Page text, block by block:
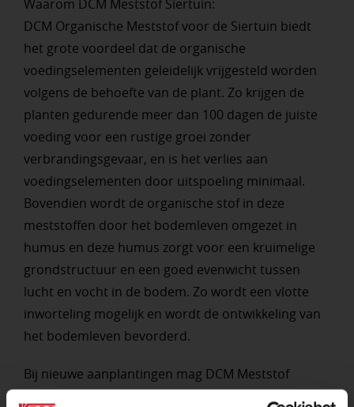
Waarom DCM Meststof Siertuin:
DCM Organische Meststof voor de Siertuin biedt
het grote voordeel dat de organische
voedingselementen geleidelijk vrijgesteld worden
volgens de behoefte van de plant. Zo krijgen de
planten gedurende meer dan 100 dagen de juiste
voeding voor een rustige groei zonder
verbrandingsgevaar, en is het verlies aan
voedingselementen door uitspoeling minimaal.
Bovendien wordt de organische stof in deze
meststoffen door het bodemleven omgezet in
humus en deze humus zorgt voor een kruimelige
grondstructuur en een goed evenwicht tussen
lucht en vocht in de bodem. Zo wordt een vlotte
inworteling mogelijk en wordt de ontwikkeling van
het bodemleven bevorderd.
Bij nieuwe aanplantingen mag DCM Meststof